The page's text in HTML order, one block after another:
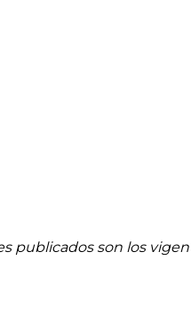
publicados son los